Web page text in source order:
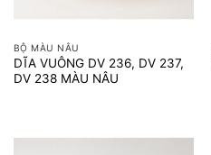
BỘ MÀU NÂU
DĨA VUÔNG DV 236, DV 237,
DV 238 MÀU NÂU